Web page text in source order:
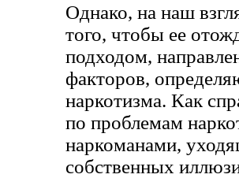
Однако, на наш
того, чтобы ее
подходом,
факторов,
наркотизма. Как
по проблемам
наркоманами,
собственных